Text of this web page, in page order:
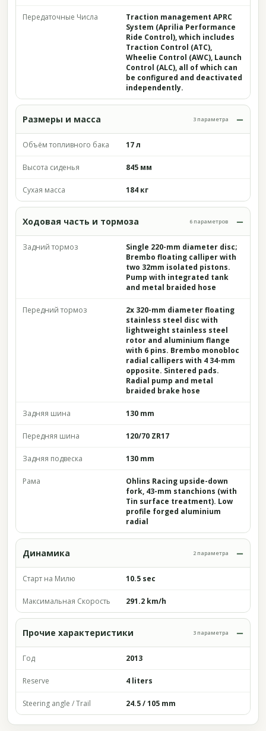
Передаточные Числа
Traction management APRC
System (Aprilia Performance
Ride Control), which includes
Traction Control (ATC),
Wheelie Control (AWC), Launch
Control (ALC), all of which can
be configured and deactivated
independently.
Размеры и масса 3 параметра
Объём топливного бака 17 л
Высота сиденья 845 мм
Сухая масса 184 кг
Ходовая часть и тормоза 6 параметров
Задний тормоз
Single 220-mm diameter disc;
Brembo floating calliper with
two 32mm isolated pistons.
Pump with integrated tank
and metal braided hose
Передний тормоз
2x 320-mm diameter floating
stainless steel disc with
lightweight stainless steel
rotor and aluminium flange
with 6 pins. Brembo monobloc
radial callipers with 4 34-mm
opposite. Sintered pads.
Radial pump and metal
braided brake hose
Задняя шина 130 mm
Передняя шина 120/70 ZR17
Задняя подвеска 130 mm
Рама
Ohlins Racing upside-down
fork, 43-mm stanchions (with
Tin surface treatment). Low
profile forged aluminium
radial
Динамика 2 параметра
Старт на Милю 10.5 sec
Максимальная Скорость 291.2 km/h
Прочие характеристики 3 параметра
Год 2013
Reserve 4 liters
Steering angle / Trail 24.5 / 105 mm